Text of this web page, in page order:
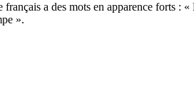
a des mots en apparence forts :
».